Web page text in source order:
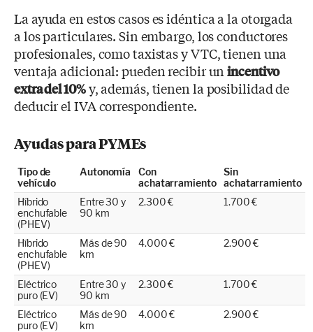
La ayuda en estos casos es idéntica a la otorgada
a los particulares. Sin embargo, los conductores
profesionales, como taxistas y VTC, tienen una
ventaja adicional: pueden recibir unincentivo
extra del 10%y, además, tienen la posibilidad de
deducir el IVA correspondiente.
Ayudas para PYMEs
Tipo de
vehículo
Autonomía
Con
achatarramiento
Sin
achatarramiento
Híbrido
enchufable
(PHEV)
Entre 30 y
90 km
2.300 € 1.700 €
Híbrido
enchufable
(PHEV)
Más de 90
km
4.000 € 2.900 €
Eléctrico
puro (EV)
Entre 30 y
90 km
2.300 € 1.700 €
Eléctrico
puro (EV)
Más de 90
km
4.000 € 2.900 €